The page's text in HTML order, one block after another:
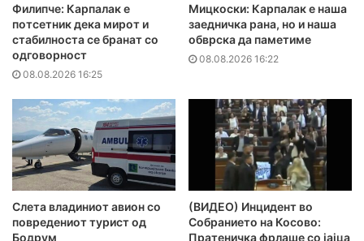
Филипче: Карпалак е
потсетник дека мирот и
стабилноста се бранат со
одговорност
08.08.2026 16:25
Мицкоски: Карпалак е наша
заедничка рана, но и наша
обврска да паметиме
08.08.2026 16:22
Слета владиниот авион со
повредениот турист од
Бодрум
(ВИДЕО) Инцидент во
Собранието на Косово:
Пратеничка фрлаше со јајца